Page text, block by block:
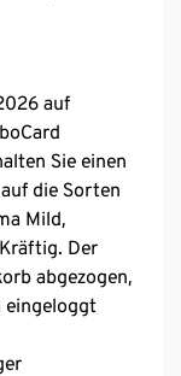
auf
Sie einen
die Sorten
Mild,
Der
abgezogen,
eingeloggt